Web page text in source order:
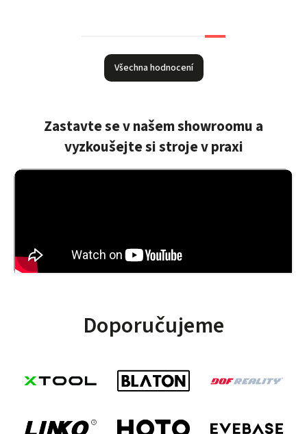
reagovat a
ihned vše
která se
Můžu jen
Všechna hodnocení
Zastavte se v našem showroomu a
vyzkoušejte si stroje v praxi
Doporučujeme